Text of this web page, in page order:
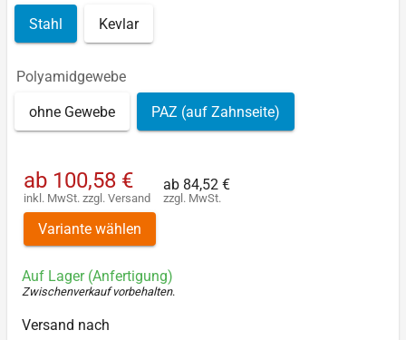
Stahl Kevlar
Polyamidgewebe
ohne Gewebe PAZ (auf Zahnseite)
ab 100,58 €
inkl. MwSt. zzgl. Versand
ab 84,52 €
zzgl. MwSt.
Variante wählen
Auf Lager (Anfertigung)
Zwischenverkauf vorbehalten.
Versand nach